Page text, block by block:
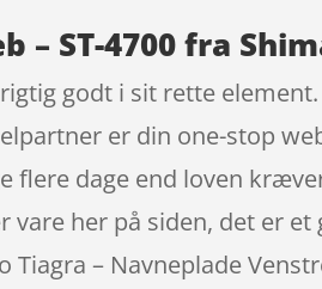
– ST-4700 fra
godt i sit rette
er din one-stop
flere dage end loven
her på siden, det er
– Navneplade